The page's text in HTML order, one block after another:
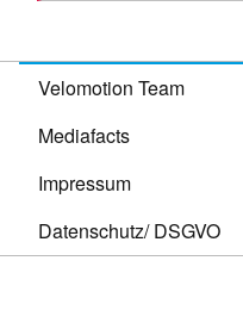
Velomotion Team
Mediafacts
Impressum
Datenschutz/ DSGVO